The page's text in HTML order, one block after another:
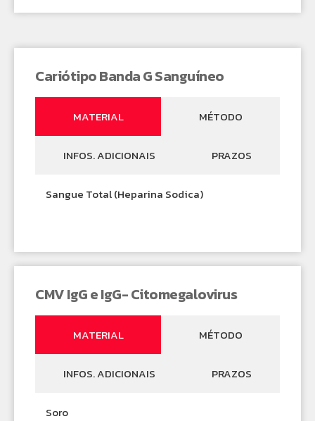
Cariótipo Banda G Sanguíneo
MATERIAL MÉTODO
INFOS. ADICIONAIS PRAZOS
Sangue Total (Heparina Sodica)
CMV IgG e IgG- Citomegalovirus
MATERIAL MÉTODO
INFOS. ADICIONAIS PRAZOS
Soro